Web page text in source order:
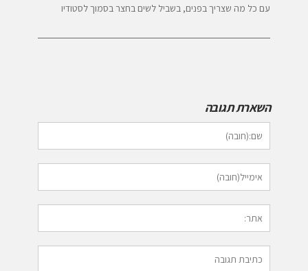
עם כל מה שצריך בפנים, בשביל לשים בחצר בסמוך לסטודיו
השארת תגובה